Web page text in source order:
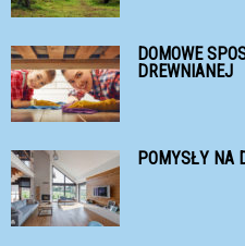
DOMOWE
DREWNIANEJ
POMYSŁY NA